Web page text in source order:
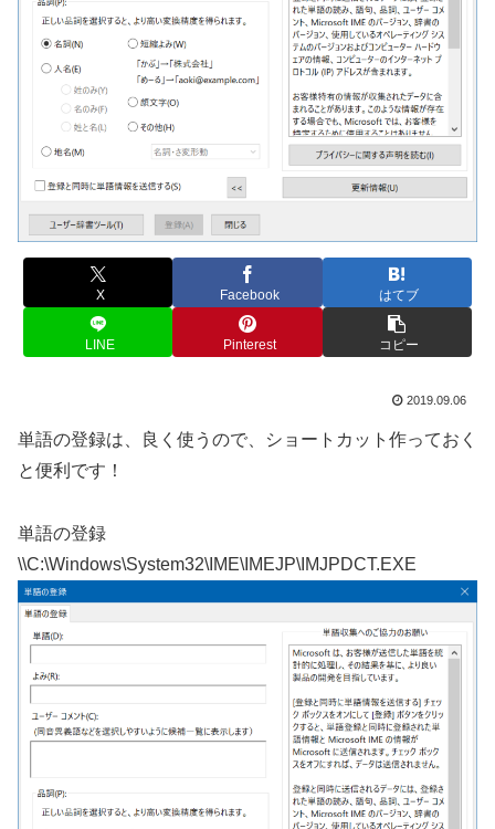
X Facebook はてブ
LINE Pinterest コピー
2019.09.06
単語の登録は、良く使うので、ショートカット作っておく
と便利です！
単語の登録
\\C:\Windows\System32\IME\IMEJP\IMJPDCT.EXE